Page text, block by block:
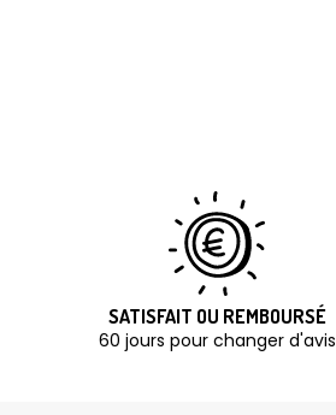
SATISFAIT OU REMBOURSÉ
60 jours pour changer d'avis